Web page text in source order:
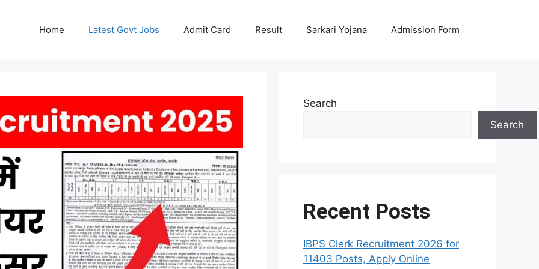
Home Latest Govt Jobs Admit Card Result Sarkari Yojana Admission Form
Search
Search
Recent Posts
IBPS Clerk Recruitment 2026 for
11403 Posts, Apply Online